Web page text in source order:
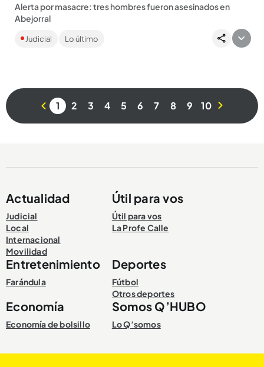
Alerta por masacre: tres hombres fueron asesinados en
Abejorral
Los hombres, cuyas edades oscilan entre los 20 a 30 años,
habrían sido ultimados por desconocidos que los
Judicial Lo último
1 2 3 4 5 6 7 8 9 10
Actualidad
Judicial
Local
Internacional
Movilidad
Útil para vos
Útil para vos
La Profe Calle
Entretenimiento
Farándula
Deportes
Fútbol
Otros deportes
Economía
Economía de bolsillo
Somos Q’HUBO
Lo Q’somos